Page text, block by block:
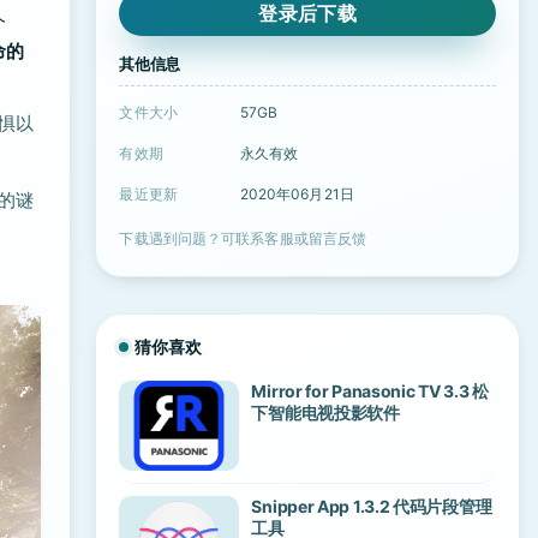
的
以
谜
登录后下载
其他信息
文件大小 57GB
有效期 永久有效
最近更新 2020年06月21日
下载遇到问题？可联系客服或留言反馈
猜你喜欢
Mirror for Panasonic TV 3.3 松
下智能电视投影软件
Snipper App 1.3.2 代码片段管理
工具